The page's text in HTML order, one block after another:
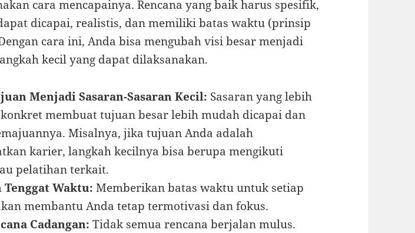
cara mencapainya. Rencana yang baik harus spesifik,
dicapai, realistis, dan memiliki batas waktu (prinsip
cara ini, Anda bisa mengubah visi besar menjadi
kecil yang dapat dilaksanakan.
Menjadi Sasaran-Sasaran Kecil: Sasaran yang lebih
membuat tujuan besar lebih mudah dicapai dan
Misalnya, jika tujuan Anda adalah
karier, langkah kecilnya bisa berupa mengikuti
pelatihan terkait.
Tenggat Waktu: Memberikan batas waktu untuk setiap
membantu Anda tetap termotivasi dan fokus.
Cadangan: Tidak semua rencana berjalan mulus.